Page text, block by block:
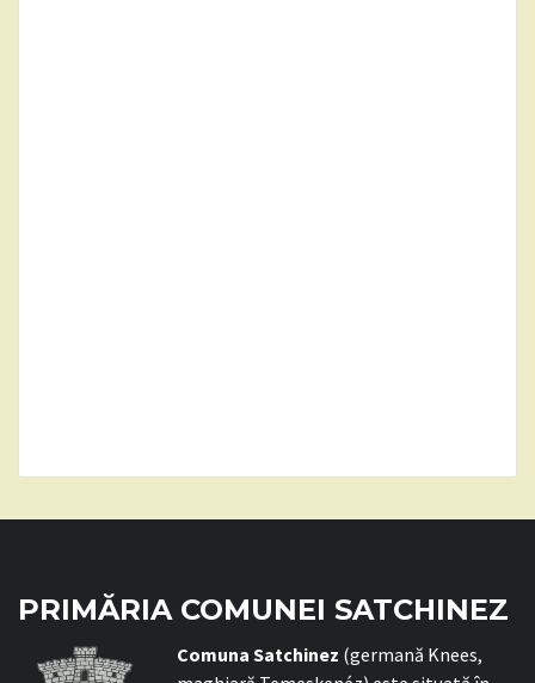
PRIMĂRIA COMUNEI SATCHINEZ
Comuna Satchinez (germană Knees,